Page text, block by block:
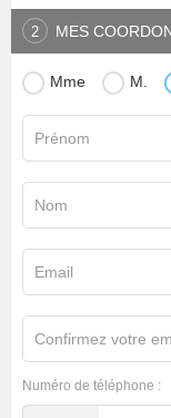
2 MES
Mme M.
Prénom
Nom
Email
Confirmez votre
Numéro de téléphone :